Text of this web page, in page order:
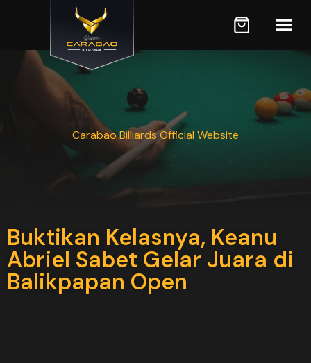
Carabao Billiards Official Website
Buktikan Kelasnya, Keanu
Abriel Sabet Gelar Juara di
Balikpapan Open